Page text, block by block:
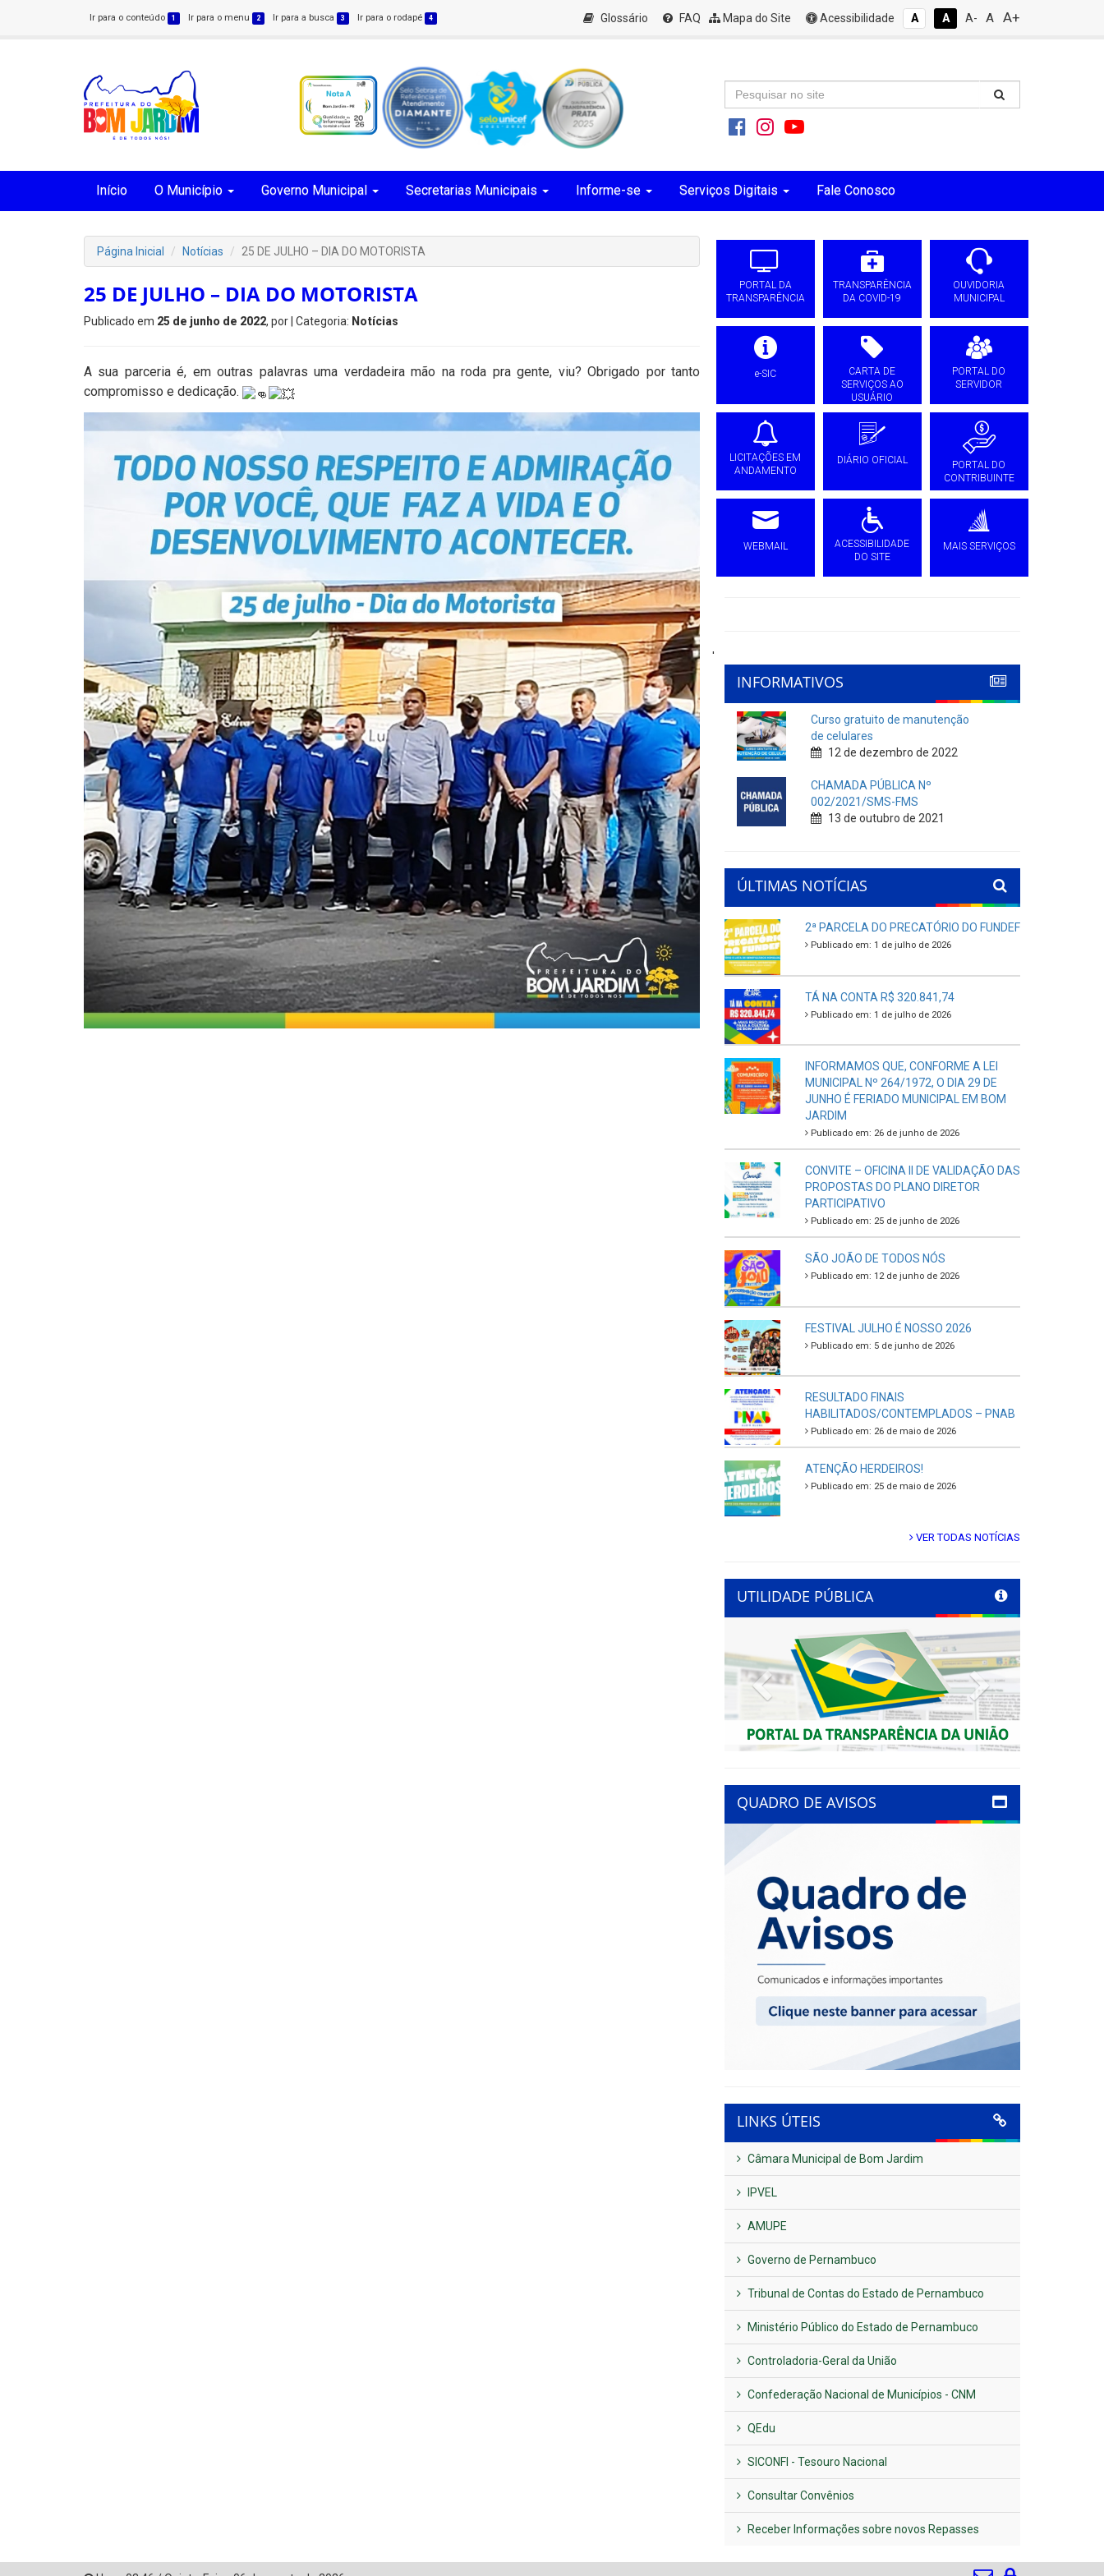
Ir para o conteúdo 1 Ir para o menu 2 Ir para a busca 3 Ir para o rodapé 4 Glossário FAQ Mapa do Site Acessibilidade A A A- A A+
Início O Município Governo Municipal Secretarias Municipais Informe-se Serviços Digitais Fale Conosco
Página Inicial Notícias 25 DE JULHO – DIA DO MOTORISTA
25 DE JULHO – DIA DO MOTORISTA
Publicado em 25 de junho de 2022, por | Categoria: Notícias
A sua parceria é, em outras palavras uma verdadeira mão na roda pra gente, viu? Obrigado por tanto
compromisso e dedicação.
PORTAL DA
TRANSPARÊNCIA
TRANSPARÊNCIA
DA COVID-19
OUVIDORIA
MUNICIPAL
e-SIC
CARTA DE
SERVIÇOS AO
USUÁRIO
PORTAL DO
SERVIDOR
LICITAÇÕES EM
ANDAMENTO
DIÁRIO OFICIAL
PORTAL DO
CONTRIBUINTE
WEBMAIL
ACESSIBILIDADE
DO SITE
MAIS SERVIÇOS
'
INFORMATIVOS
Curso gratuito de manutenção
de celulares
12 de dezembro de 2022
CHAMADA PÚBLICA Nº
002/2021/SMS-FMS
13 de outubro de 2021
ÚLTIMAS NOTÍCIAS
2ª PARCELA DO PRECATÓRIO DO FUNDEF
Publicado em: 1 de julho de 2026
TÁ NA CONTA R$ 320.841,74
Publicado em: 1 de julho de 2026
INFORMAMOS QUE, CONFORME A LEI
MUNICIPAL Nº 264/1972, O DIA 29 DE
JUNHO É FERIADO MUNICIPAL EM BOM
JARDIM
Publicado em: 26 de junho de 2026
CONVITE – OFICINA II DE VALIDAÇÃO DAS
PROPOSTAS DO PLANO DIRETOR
PARTICIPATIVO
Publicado em: 25 de junho de 2026
SÃO JOÃO DE TODOS NÓS
Publicado em: 12 de junho de 2026
FESTIVAL JULHO É NOSSO 2026
Publicado em: 5 de junho de 2026
RESULTADO FINAIS
HABILITADOS/CONTEMPLADOS – PNAB
Publicado em: 26 de maio de 2026
ATENÇÃO HERDEIROS!
Publicado em: 25 de maio de 2026
VER TODAS NOTÍCIAS
UTILIDADE PÚBLICA
Previous Next
QUADRO DE AVISOS
LINKS ÚTEIS
Câmara Municipal de Bom Jardim
IPVEL
AMUPE
Governo de Pernambuco
Tribunal de Contas do Estado de Pernambuco
Ministério Público do Estado de Pernambuco
Controladoria-Geral da União
Confederação Nacional de Municípios - CNM
QEdu
SICONFI - Tesouro Nacional
Consultar Convênios
Receber Informações sobre novos Repasses